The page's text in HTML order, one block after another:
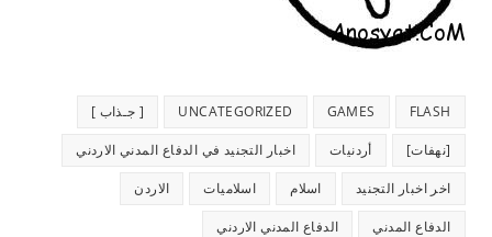
FLASH
GAMES
UNCATEGORIZED [ جـذاب ]
[نهفات] أردنيات اخبار التجنيد في الدفاع المدني الاردني
اخر اخبار التجنيد اسلام اسلاميات الاردن
الدفاع المدني الدفاع المدني الاردني